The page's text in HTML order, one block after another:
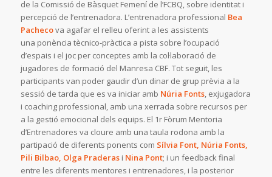
de la Comissió de Bàsquet Femení de l’FCBQ, sobre identitat i
percepció de l’entrenadora. L’entrenadora professional Bea
Pachecova agafar el relleu oferint a les assistents
una ponència tècnico-pràctica a pista sobre l’ocupació
d’espais i el joc per conceptes amb la col·laboració de
jugadores de formació del Manresa CBF. Tot seguit, les
participants van poder gaudir d’un dinar de grup prèvia a la
sessió de tarda que es va iniciar amb Núria Fonts, exjugadora
i coaching professional, amb una xerrada sobre recursos per
a la gestió emocional dels equips. El 1r Fòrum Mentoria
d’Entrenadores va cloure amb una taula rodona amb la
partipació de diferents ponents com Sílvia Font, Núria Fonts,
Pili Bilbao, Olga Praderas i Nina Pont; i un feedback final
entre les diferents mentores i entrenadores, i la posterior